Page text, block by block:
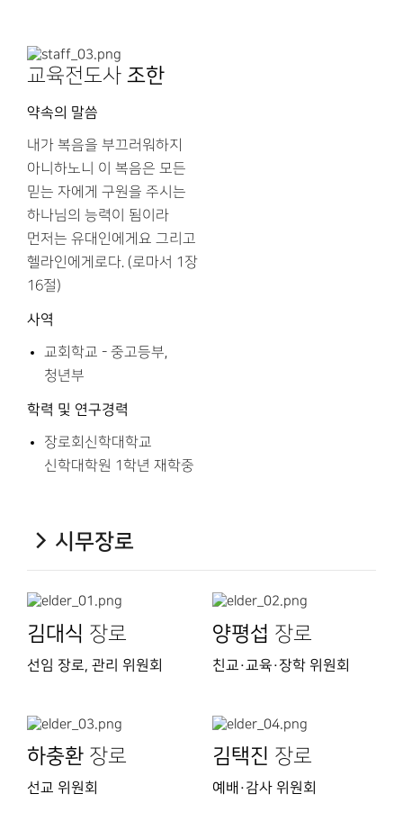
교육전도사 조한
약속의 말씀
내가 복음을 부끄러워하지
아니하노니 이 복음은 모든
믿는 자에게 구원을 주시는
하나님의 능력이 됨이라
먼저는 유대인에게요 그리고
헬라인에게로다. (로마서 1장
16절)
사역
교회학교 - 중고등부,
청년부
학력 및 연구경력
장로회신학대학교
신학대학원 1학년 재학중
시무장로
김대식 장로
선임 장로, 관리 위원회
양평섭 장로
친교·교육·장학 위원회
하충환 장로
선교 위원회
김택진 장로
예배·감사 위원회